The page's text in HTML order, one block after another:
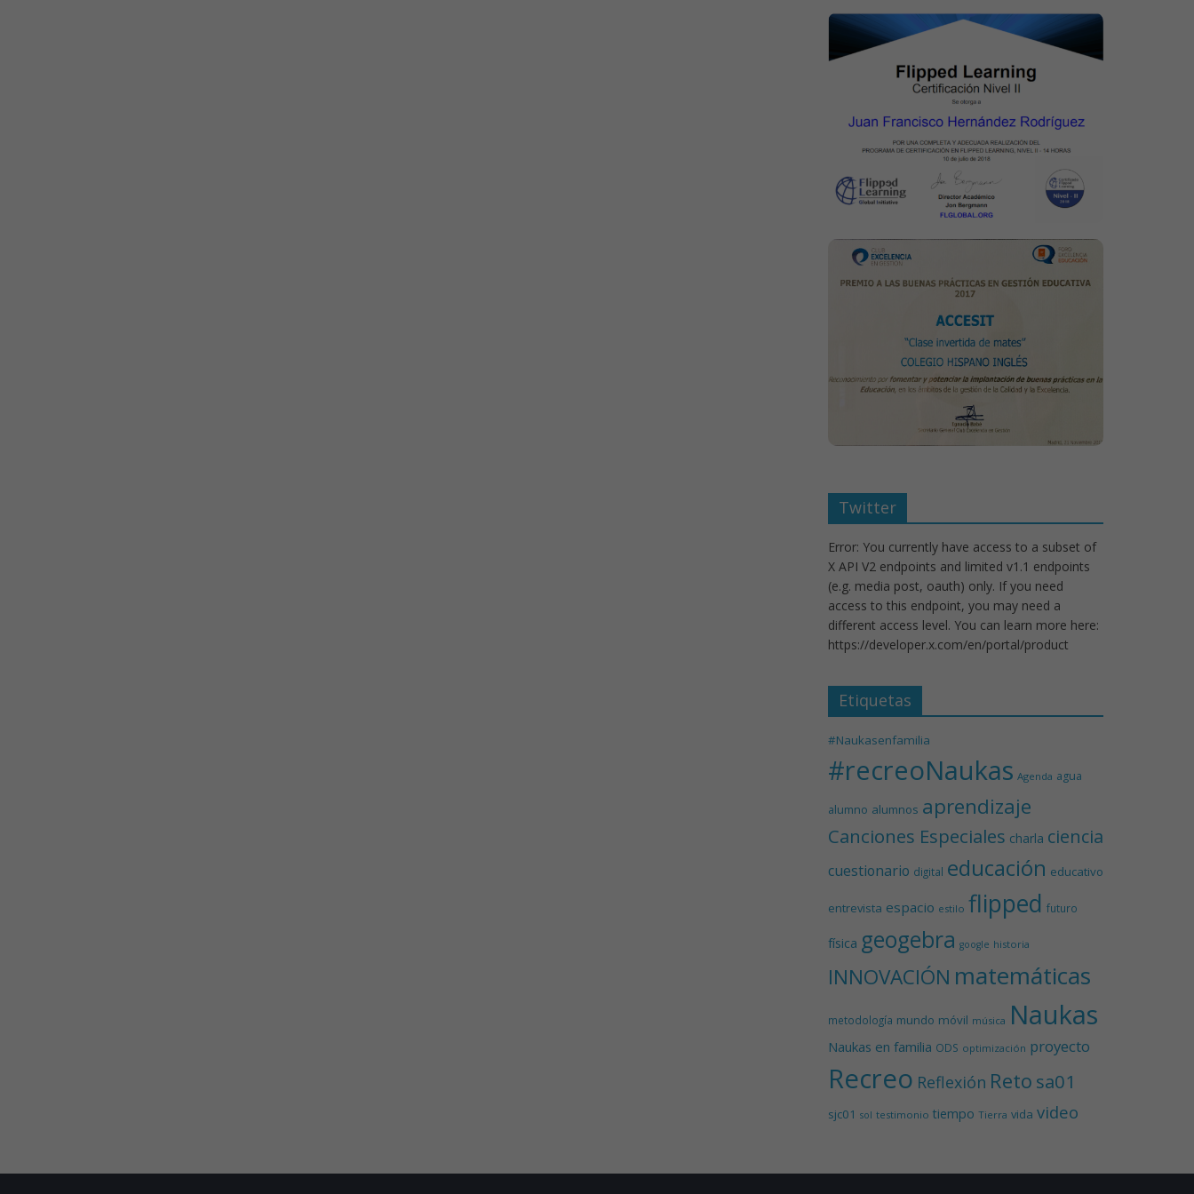
Twitter
Error: You currently have access to a subset of
X API V2 endpoints and limited v1.1 endpoints
(e.g. media post, oauth) only. If you need
access to this endpoint, you may need a
different access level. You can learn more here:
https://developer.x.com/en/portal/product
Etiquetas
#Naukasenfamilia
#recreoNaukas Agenda agua
alumno alumnos aprendizaje
Canciones Especiales charla ciencia
cuestionario digital educación educativo
entrevista espacio estilo flipped futuro
física geogebra google historia
INNOVACIÓN matemáticas
metodología mundo móvil música Naukas
Naukas en familia ODS optimización proyecto
Recreo Reflexión Reto sa01
sjc01 sol testimonio tiempo Tierra vida video